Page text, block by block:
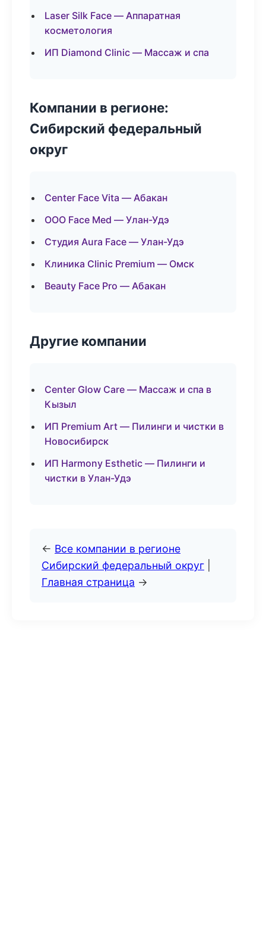
Laser Silk Face — Аппаратная
косметология
ИП Diamond Clinic — Массаж и спа
Компании в регионе:
Сибирский федеральный
округ
Center Face Vita — Абакан
ООО Face Med — Улан-Удэ
Студия Aura Face — Улан-Удэ
Клиника Clinic Premium — Омск
Beauty Face Pro — Абакан
Другие компании
Center Glow Care — Массаж и спа в
Кызыл
ИП Premium Art — Пилинги и чистки в
Новосибирск
ИП Harmony Esthetic — Пилинги и
чистки в Улан-Удэ
← Все компании в регионе
Сибирский федеральный округ
Главная страница →